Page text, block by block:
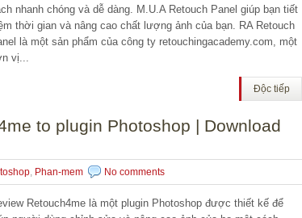
nhanh chóng và dễ dàng. M.U.A Retouch Panel giúp bạn tiết
thời gian và nâng cao chất lượng ảnh của bạn. RA Retouch
là một sản phẩm của công ty retouchingacademy.com, một
vị...
Độc tiếp
to plugin Photoshop | Download
Phan-mem No comments
Retouch4me là một plugin Photoshop được thiết kế để